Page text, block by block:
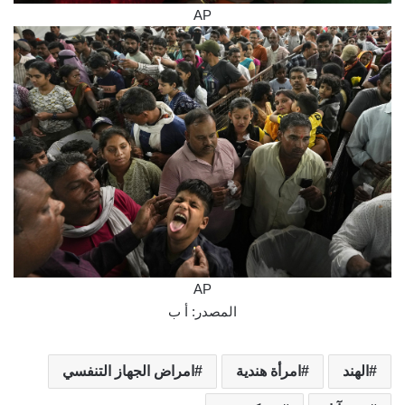
AP
AP
المصدر: أ ب
الهند امرأة هندية امراض الجهاز التنفسي